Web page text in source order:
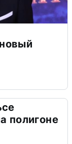
полигоне